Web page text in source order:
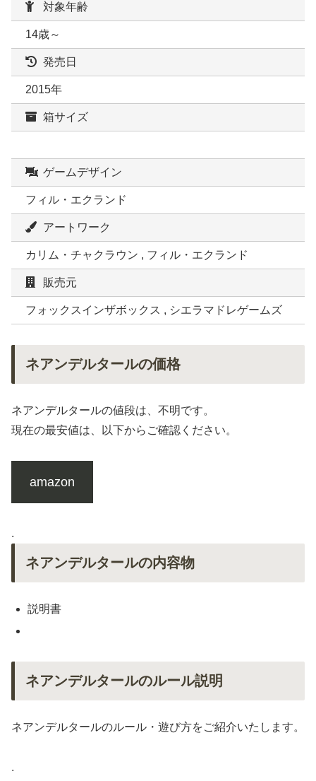
対象年齢
14歳～
発売日
2015年
箱サイズ
ゲームデザイン
フィル・エクランド
アートワーク
カリム・チャクラウン , フィル・エクランド
販売元
フォックスインザボックス , シエラマドレゲームズ
ネアンデルタールの価格
ネアンデルタールの値段は、不明です。
現在の最安値は、以下からご確認ください。
amazon
.
ネアンデルタールの内容物
説明書
ネアンデルタールのルール説明
ネアンデルタールのルール・遊び方をご紹介いたします。
.